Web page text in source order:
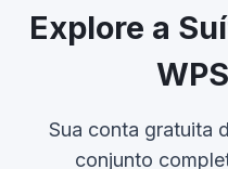
Explore a
Sua conta gratuita
conjunto